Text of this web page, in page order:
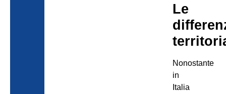
Le
Nonostante
in
Italia